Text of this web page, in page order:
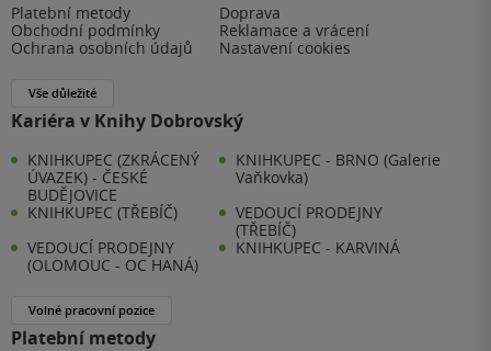
Platební metody
Doprava
Obchodní podmínky
Reklamace a vrácení
Ochrana osobních údajů
Nastavení cookies
Vše důležité
Kariéra v Knihy Dobrovský
KNIHKUPEC (ZKRÁCENÝ
ÚVAZEK) - ČESKÉ
BUDĚJOVICE
KNIHKUPEC - BRNO (Galerie
Vaňkovka)
KNIHKUPEC (TŘEBÍČ)
VEDOUCÍ PRODEJNY
(TŘEBÍČ)
VEDOUCÍ PRODEJNY
(OLOMOUC - OC HANÁ)
KNIHKUPEC - KARVINÁ
Volné pracovní pozice
Platební metody